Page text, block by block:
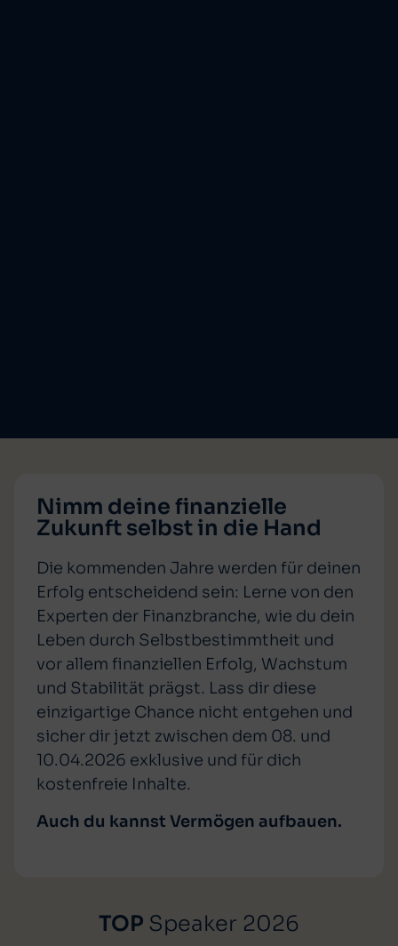
Nimm deine finanzielle
Zukunft selbst in die Hand
Die kommenden Jahre werden für deinen
Erfolg entscheidend sein: Lerne von den
Experten der Finanzbranche, wie du dein
Leben durch Selbstbestimmtheit und
vor allem finanziellen Erfolg, Wachstum
und Stabilität prägst. Lass dir diese
einzigartige Chance nicht entgehen und
sicher dir jetzt zwischen dem 08. und
10.04.2026 exklusive und für dich
kostenfreie Inhalte.
Auch du kannst Vermögen aufbauen.
TOP Speaker 2026